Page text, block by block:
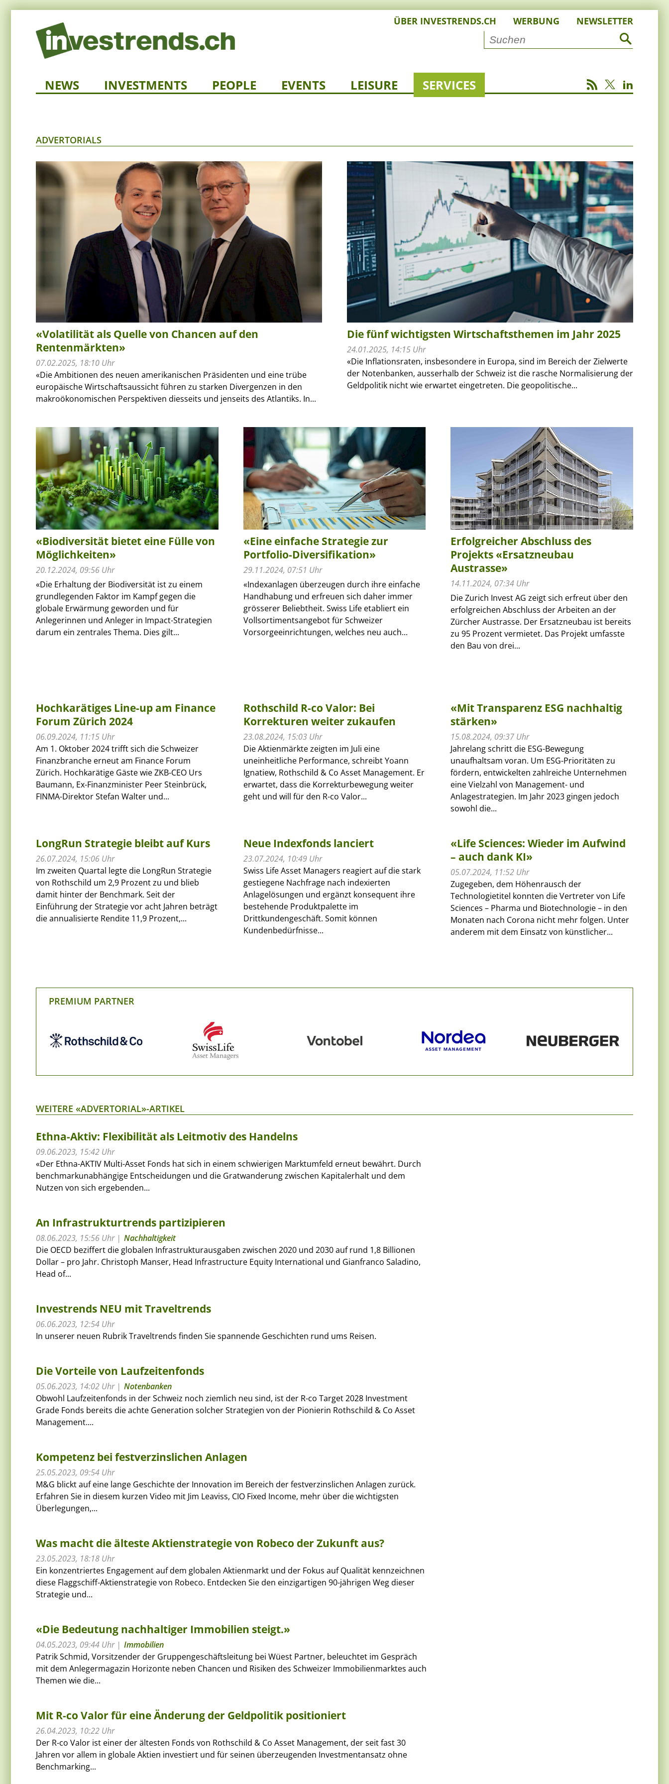
ÜBER INVESTRENDS.CH WERBUNG NEWSLETTER
NEWS INVESTMENTS PEOPLE EVENTS LEISURE SERVICES
ADVERTORIALS
«Volatilität als Quelle von Chancen auf den
Rentenmärkten»
07.02.2025, 18:10 Uhr
«Die Ambitionen des neuen amerikanischen Präsidenten und eine trübe
europäische Wirtschaftsaussicht führen zu starken Divergenzen in den
makroökonomischen Perspektiven diesseits und jenseits des Atlantiks. In...
Die fünf wichtigsten Wirtschaftsthemen im Jahr 2025
24.01.2025, 14:15 Uhr
«Die Inflationsraten, insbesondere in Europa, sind im Bereich der Zielwerte
der Notenbanken, ausserhalb der Schweiz ist die rasche Normalisierung der
Geldpolitik nicht wie erwartet eingetreten. Die geopolitische...
«Biodiversität bietet eine Fülle von
Möglichkeiten»
20.12.2024, 09:56 Uhr
«Die Erhaltung der Biodiversität ist zu einem
grundlegenden Faktor im Kampf gegen die
globale Erwärmung geworden und für
Anlegerinnen und Anleger in Impact-Strategien
darum ein zentrales Thema. Dies gilt...
«Eine einfache Strategie zur
Portfolio-Diversifikation»
29.11.2024, 07:51 Uhr
«Indexanlagen überzeugen durch ihre einfache
Handhabung und erfreuen sich daher immer
grösserer Beliebtheit. Swiss Life etabliert ein
Vollsortimentsangebot für Schweizer
Vorsorgeeinrichtungen, welches neu auch...
Erfolgreicher Abschluss des
Projekts «Ersatzneubau
Austrasse»
14.11.2024, 07:34 Uhr
Die Zurich Invest AG zeigt sich erfreut über den
erfolgreichen Abschluss der Arbeiten an der
Zürcher Austrasse. Der Ersatzneubau ist bereits
zu 95 Prozent vermietet. Das Projekt umfasste
den Bau von drei...
Hochkarätiges Line-up am Finance
Forum Zürich 2024
06.09.2024, 11:15 Uhr
Am 1. Oktober 2024 trifft sich die Schweizer
Finanzbranche erneut am Finance Forum
Zürich. Hochkarätige Gäste wie ZKB-CEO Urs
Baumann, Ex-Finanzminister Peer Steinbrück,
FINMA-Direktor Stefan Walter und...
Rothschild R-co Valor: Bei
Korrekturen weiter zukaufen
23.08.2024, 15:03 Uhr
Die Aktienmärkte zeigten im Juli eine
uneinheitliche Performance, schreibt Yoann
Ignatiew, Rothschild & Co Asset Management. Er
erwartet, dass die Korrekturbewegung weiter
geht und will für den R-co Valor...
«Mit Transparenz ESG nachhaltig
stärken»
15.08.2024, 09:37 Uhr
Jahrelang schritt die ESG-Bewegung
unaufhaltsam voran. Um ESG-Prioritäten zu
fördern, entwickelten zahlreiche Unternehmen
eine Vielzahl von Management- und
Anlagestrategien. Im Jahr 2023 gingen jedoch
sowohl die...
LongRun Strategie bleibt auf Kurs
26.07.2024, 15:06 Uhr
Im zweiten Quartal legte die LongRun Strategie
von Rothschild um 2,9 Prozent zu und blieb
damit hinter der Benchmark. Seit der
Einführung der Strategie vor acht Jahren beträgt
die annualisierte Rendite 11,9 Prozent,...
Neue Indexfonds lanciert
23.07.2024, 10:49 Uhr
Swiss Life Asset Managers reagiert auf die stark
gestiegene Nachfrage nach indexierten
Anlagelösungen und ergänzt konsequent ihre
bestehende Produktpalette im
Drittkundengeschäft. Somit können
Kundenbedürfnisse...
«Life Sciences: Wieder im Aufwind
– auch dank KI»
05.07.2024, 11:52 Uhr
Zugegeben, dem Höhenrausch der
Technologietitel konnten die Vertreter von Life
Sciences – Pharma und Biotechnologie – in den
Monaten nach Corona nicht mehr folgen. Unter
anderem mit dem Einsatz von künstlicher...
PREMIUM PARTNER
WEITERE «ADVERTORIAL»-ARTIKEL
Ethna-Aktiv: Flexibilität als Leitmotiv des Handelns
09.06.2023, 15:42 Uhr
«Der Ethna-AKTIV Multi-Asset Fonds hat sich in einem schwierigen Marktumfeld erneut bewährt. Durch
benchmarkunabhängige Entscheidungen und die Gratwanderung zwischen Kapitalerhalt und dem
Nutzen von sich ergebenden...
An Infrastrukturtrends partizipieren
08.06.2023, 15:56 Uhr
Nachhaltigkeit
Die OECD beziffert die globalen Infrastrukturausgaben zwischen 2020 und 2030 auf rund 1,8 Billionen
Dollar – pro Jahr. Christoph Manser, Head Infrastructure Equity International und Gianfranco Saladino,
Head of...
Investrends NEU mit Traveltrends
06.06.2023, 12:54 Uhr
In unserer neuen Rubrik Traveltrends finden Sie spannende Geschichten rund ums Reisen.
Die Vorteile von Laufzeitenfonds
05.06.2023, 14:02 Uhr
Notenbanken
Obwohl Laufzeitenfonds in der Schweiz noch ziemlich neu sind, ist der R-co Target 2028 Investment
Grade Fonds bereits die achte Generation solcher Strategien von der Pionierin Rothschild & Co Asset
Management....
Kompetenz bei festverzinslichen Anlagen
25.05.2023, 09:54 Uhr
M&G blickt auf eine lange Geschichte der Innovation im Bereich der festverzinslichen Anlagen zurück.
Erfahren Sie in diesem kurzen Video mit Jim Leaviss, CIO Fixed Income, mehr über die wichtigsten
Überlegungen,...
Was macht die älteste Aktienstrategie von Robeco der Zukunft aus?
23.05.2023, 18:18 Uhr
Ein konzentriertes Engagement auf dem globalen Aktienmarkt und der Fokus auf Qualität kennzeichnen
diese Flaggschiff-Aktienstrategie von Robeco. Entdecken Sie den einzigartigen 90-jährigen Weg dieser
Strategie und...
«Die Bedeutung nachhaltiger Immobilien steigt.»
04.05.2023, 09:44 Uhr
Immobilien
Patrik Schmid, Vorsitzender der Gruppengeschäftsleitung bei Wüest Partner, beleuchtet im Gespräch
mit dem Anlegermagazin Horizonte neben Chancen und Risiken des Schweizer Immobilienmarktes auch
Themen wie die...
Mit R-co Valor für eine Änderung der Geldpolitik positioniert
26.04.2023, 10:22 Uhr
Der R-co Valor ist einer der ältesten Fonds von Rothschild & Co Asset Management, der seit fast 30
Jahren vor allem in globale Aktien investiert und für seinen überzeugenden Investmentansatz ohne
Benchmarking...